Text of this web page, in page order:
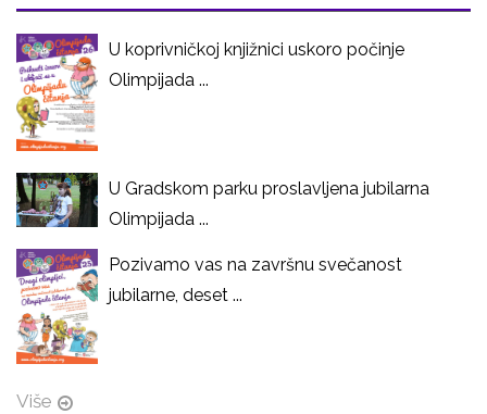
U koprivničkoj knjižnici uskoro počinje
Olimpijada ...
U Gradskom parku proslavljena jubilarna
Olimpijada ...
Pozivamo vas na završnu svečanost
jubilarne, deset ...
Više